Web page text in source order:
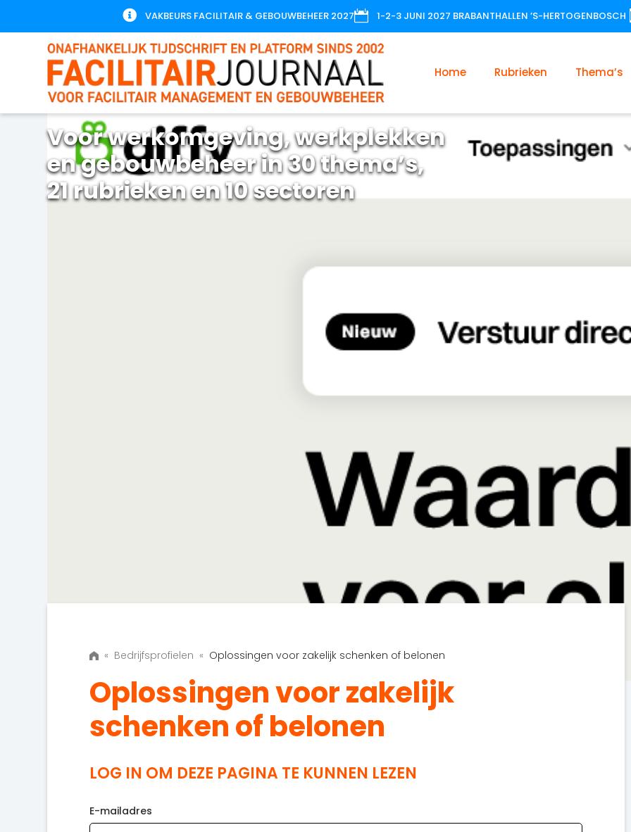
 VAKBEURS FACILITAIR & GEBOUWBEHEER 2027 1-2-3 JUNI 2027 BRABANTHALLEN ’S-HERTOGENBOSCH
Home Rubrieken Thema’s
Voor werkomgeving, werkplekken
en gebouwbeheer in 30 thema’s,
21 rubrieken en 10 sectoren
« Bedrijfsprofielen « Oplossingen voor zakelijk schenken of belonen
Oplossingen voor zakelijk
schenken of belonen
LOG IN OM DEZE PAGINA TE KUNNEN LEZEN
E-mailadres